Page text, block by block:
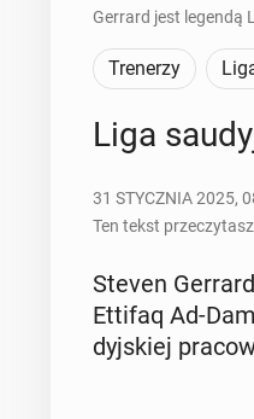
Gerrard jest legendą
Trenerzy
Liga
31 STYCZNIA 2025,
Ten tekst
Steven
Ettifaq Ad-
dyj­skiej